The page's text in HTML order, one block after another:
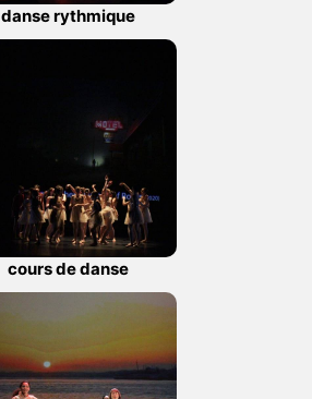
danse rythmique
cours de danse